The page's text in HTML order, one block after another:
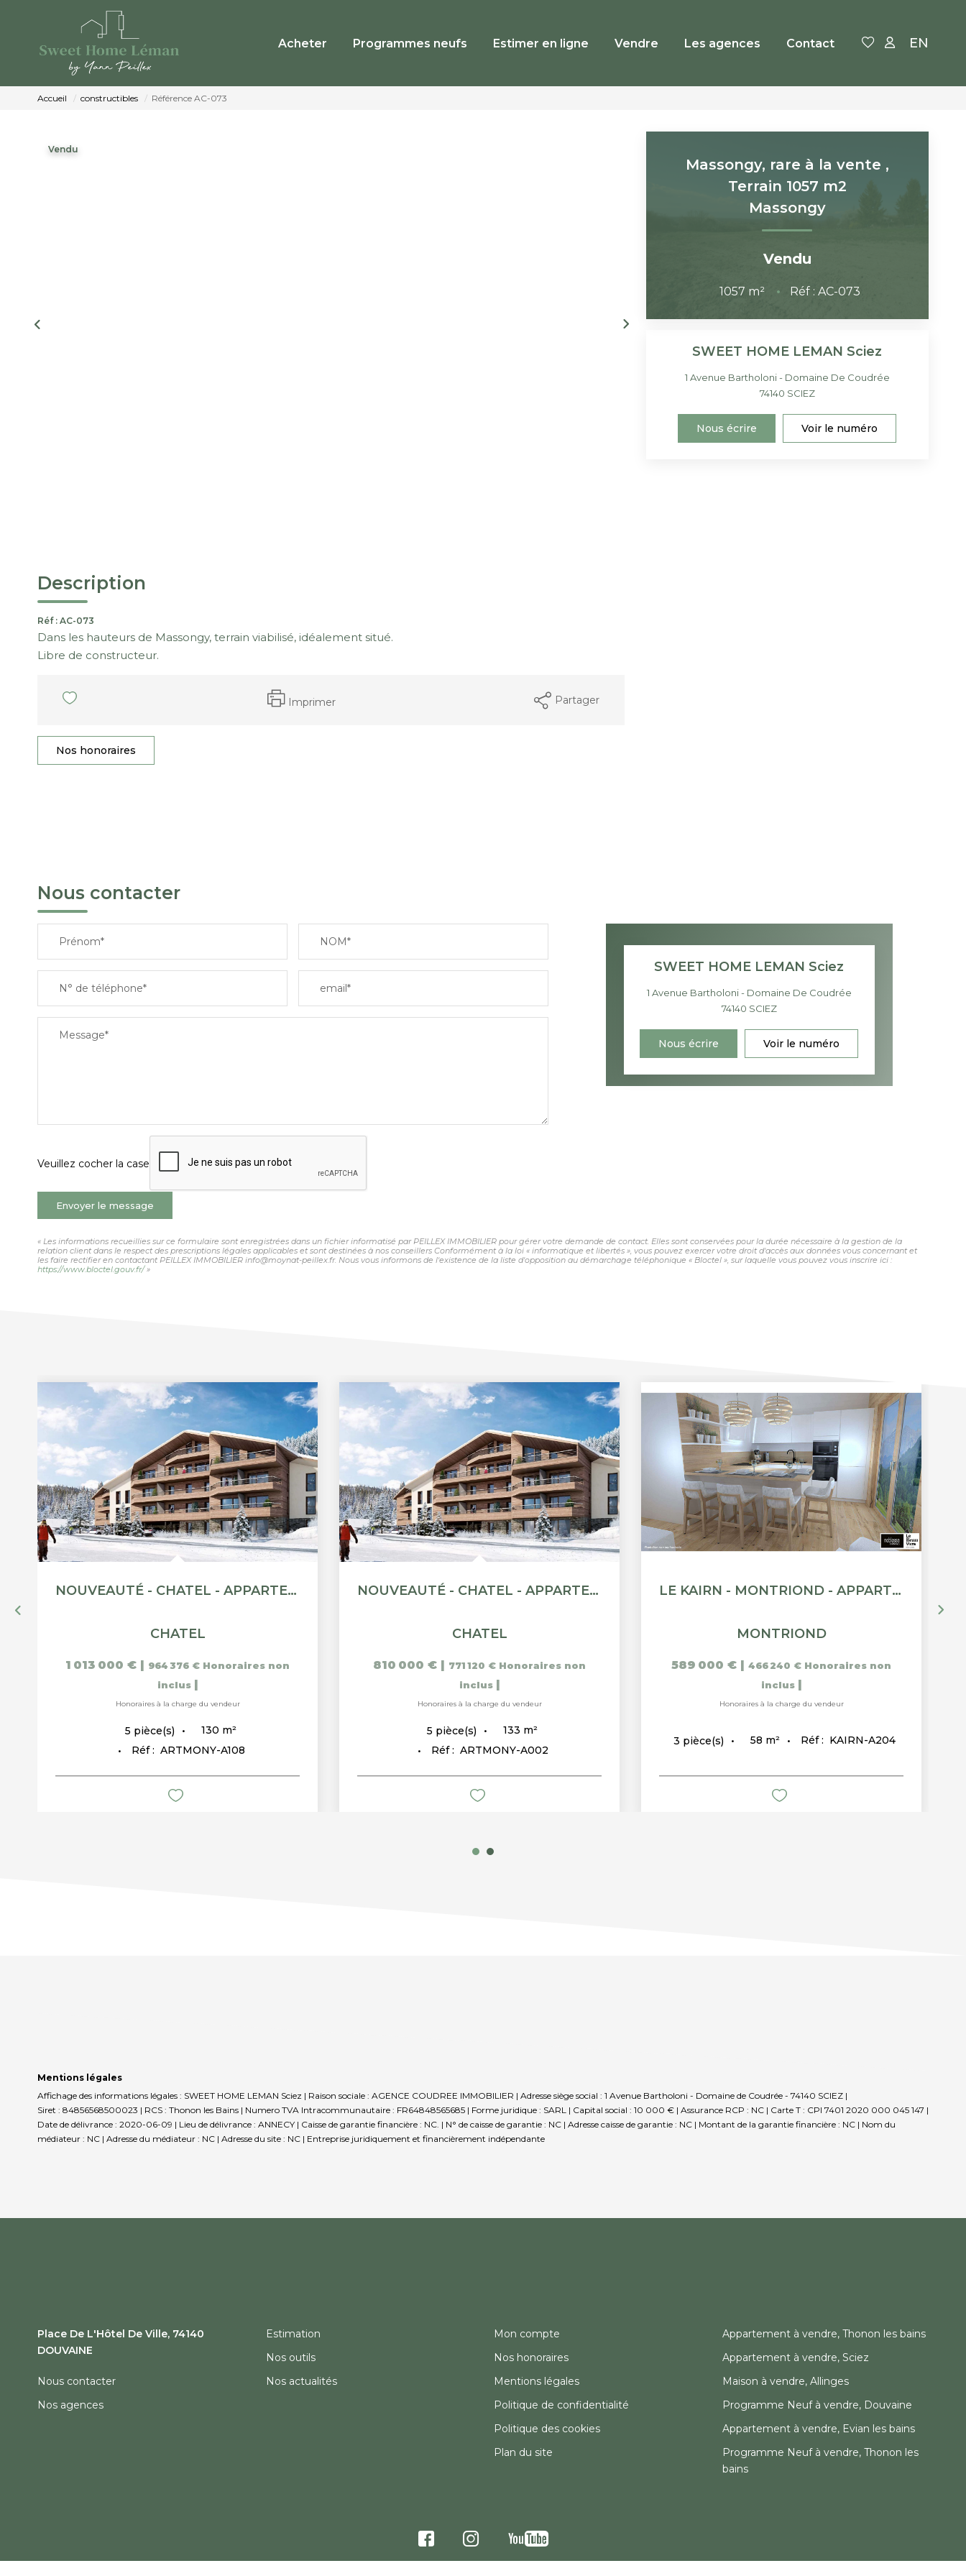
Acheter Programmes neufs Estimer en ligne Vendre Les agences Contact EN
Accueil constructibles Référence AC-073
Vendu
Description
Réf : AC-073
Dans les hauteurs de Massongy, terrain viabilisé, idéalement situé.
Libre de constructeur.
Imprimer Partager
Nos honoraires
Massongy, rare à la vente ,
Terrain 1057 m2
Massongy
Vendu
1057 m² Réf :AC-073
SWEET HOME LEMAN Sciez
1 Avenue Bartholoni - Domaine De Coudrée
74140 SCIEZ
Nous écrire Voir le numéro
Nous contacter
Prénom* NOM*
N° de téléphone* email*
Message*
Veuillez cocher la case
Envoyer le message
SWEET HOME LEMAN Sciez
1 Avenue Bartholoni - Domaine De Coudrée
74140 SCIEZ
Nous écrire Voir le numéro
« Les informations recueillies sur ce formulaire sont enregistrées dans un fichier informatisé par PEILLEX IMMOBILIER pour gérer votre demande de contact. Elles sont conservées pour la durée nécessaire à la gestion de la
relation client dans le respect des prescriptions légales applicables et sont destinées à nos conseillers Conformément à la loi « informatique et libertés », vous pouvez exercer votre droit d'accès aux données vous concernant et
les faire rectifier en contactant PEILLEX IMMOBILIER info@moynat-peillex.fr. Nous vous informons de l'existence de la liste d'opposition au démarchage téléphonique « Bloctel », sur laquelle vous pouvez vous inscrire ici :
https://www.bloctel.gouv.fr/»
NOUVEAUTÉ - CHATEL - APPARTEMENT STANDING T5
CHATEL
1 013 000 € | 964 376 € Honoraires non
inclus |
Honoraires à la charge du vendeur
5 pièce(s) 130 m²
Réf : ARTMONY-A108
NOUVEAUTÉ - CHATEL - APPARTEMENT STANDING T5
CHATEL
810 000 € | 771 120 € Honoraires non
inclus |
Honoraires à la charge du vendeur
5 pièce(s) 133 m²
Réf : ARTMONY-A002
LE KAIRN - MONTRIOND - APPARTEMENT T3 + CABINE - 57.88M²
MONTRIOND
589 000 € | 466 240 € Honoraires non
inclus |
Honoraires à la charge du vendeur
3 pièce(s) 58 m² Réf : KAIRN-A204
Mentions légales
Affichage des informations légales : SWEET HOME LEMAN Sciez | Raison sociale : AGENCE COUDREE IMMOBILIER | Adresse siège social : 1 Avenue Bartholoni - Domaine de Coudrée - 74140 SCIEZ |
Siret : 84856568500023 | RCS : Thonon les Bains | Numero TVA Intracommunautaire : FR64848565685 | Forme juridique : SARL | Capital social : 10 000 € | Assurance RCP : NC | Carte T : CPI 7401 2020 000 045 147 |
Date de délivrance : 2020-06-09 | Lieu de délivrance : ANNECY | Caisse de garantie financière : NC. | N° de caisse de garantie : NC | Adresse caisse de garantie : NC | Montant de la garantie financière : NC | Nom du
médiateur : NC | Adresse du médiateur : NC | Adresse du site : NC | Entreprise juridiquement et financièrement indépendante
Place De L'Hôtel De Ville, 74140
DOUVAINE
Nous contacter
Nos agences
Estimation
Nos outils
Nos actualités
Mon compte
Nos honoraires
Mentions légales
Politique de confidentialité
Politique des cookies
Plan du site
Appartement à vendre, Thonon les bains
Appartement à vendre, Sciez
Maison à vendre, Allinges
Programme Neuf à vendre, Douvaine
Appartement à vendre, Evian les bains
Programme Neuf à vendre, Thonon les
bains